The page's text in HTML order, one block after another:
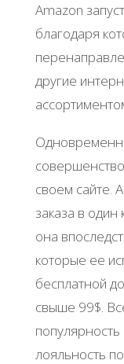
Amazon
благодаря
другие
своем сайте.
заказа в один
она
которые ее
бесплатной
свыше 99$.
лояльность